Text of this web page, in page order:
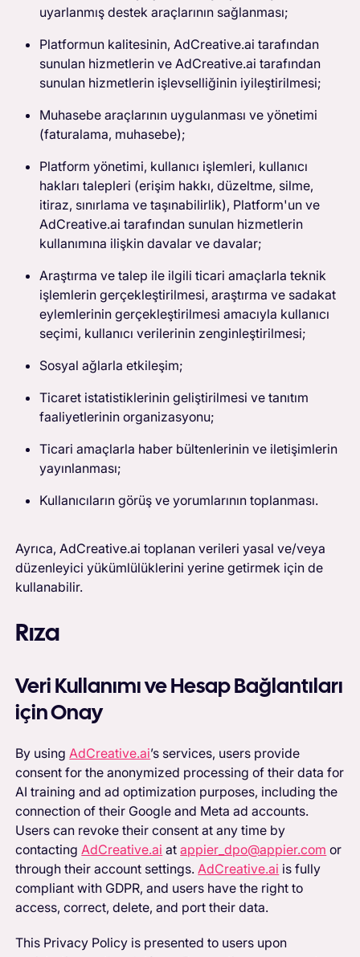
uyarlanmış destek araçlarının sağlanması;
Platformun kalitesinin, AdCreative.ai tarafından
sunulan hizmetlerin ve AdCreative.ai tarafından
sunulan hizmetlerin işlevselliğinin iyileştirilmesi;
Muhasebe araçlarının uygulanması ve yönetimi
(faturalama, muhasebe);
Platform yönetimi, kullanıcı işlemleri, kullanıcı
hakları talepleri (erişim hakkı, düzeltme, silme,
itiraz, sınırlama ve taşınabilirlik), Platform'un ve
AdCreative.ai tarafından sunulan hizmetlerin
kullanımına ilişkin davalar ve davalar;
Araştırma ve talep ile ilgili ticari amaçlarla teknik
işlemlerin gerçekleştirilmesi, araştırma ve sadakat
eylemlerinin gerçekleştirilmesi amacıyla kullanıcı
seçimi, kullanıcı verilerinin zenginleştirilmesi;
Sosyal ağlarla etkileşim;
Ticaret istatistiklerinin geliştirilmesi ve tanıtım
faaliyetlerinin organizasyonu;
Ticari amaçlarla haber bültenlerinin ve iletişimlerin
yayınlanması;
Kullanıcıların görüş ve yorumlarının toplanması.
Ayrıca, AdCreative.ai toplanan verileri yasal ve/veya
düzenleyici yükümlülüklerini yerine getirmek için de
kullanabilir.
Rıza
Veri Kullanımı ve Hesap Bağlantıları
için Onay
By using AdCreative.ai’s services, users provide
consent for the anonymized processing of their data for
AI training and ad optimization purposes, including the
connection of their Google and Meta ad accounts.
Users can revoke their consent at any time by
contacting AdCreative.ai atappier_dpo@appier.com or
through their account settings. AdCreative.ai is fully
compliant with GDPR, and users have the right to
access, correct, delete, and port their data.
This Privacy Policy is presented to users upon